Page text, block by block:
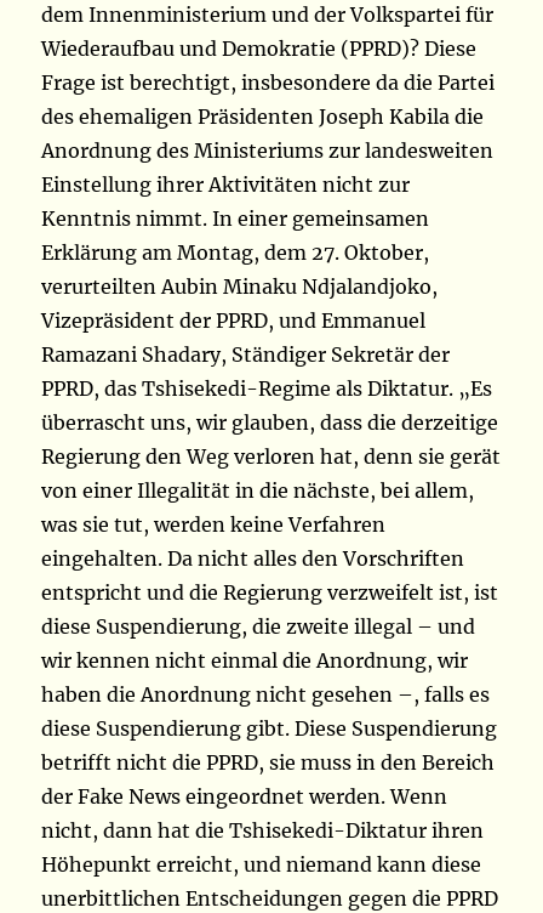
dem Innenministerium und der Volkspartei für
Wiederaufbau und Demokratie (PPRD)? Diese
Frage ist berechtigt, insbesondere da die Partei
des ehemaligen Präsidenten Joseph Kabila die
Anordnung des Ministeriums zur landesweiten
Einstellung ihrer Aktivitäten nicht zur
Kenntnis nimmt. In einer gemeinsamen
Erklärung am Montag, dem 27. Oktober,
verurteilten Aubin Minaku Ndjalandjoko,
Vizepräsident der PPRD, und Emmanuel
Ramazani Shadary, Ständiger Sekretär der
PPRD, das Tshisekedi-Regime als Diktatur. „Es
überrascht uns, wir glauben, dass die derzeitige
Regierung den Weg verloren hat, denn sie gerät
von einer Illegalität in die nächste, bei allem,
was sie tut, werden keine Verfahren
eingehalten. Da nicht alles den Vorschriften
entspricht und die Regierung verzweifelt ist, ist
diese Suspendierung, die zweite illegal – und
wir kennen nicht einmal die Anordnung, wir
haben die Anordnung nicht gesehen –, falls es
diese Suspendierung gibt. Diese Suspendierung
betrifft nicht die PPRD, sie muss in den Bereich
der Fake News eingeordnet werden. Wenn
nicht, dann hat die Tshisekedi-Diktatur ihren
Höhepunkt erreicht, und niemand kann diese
unerbittlichen Entscheidungen gegen die PPRD